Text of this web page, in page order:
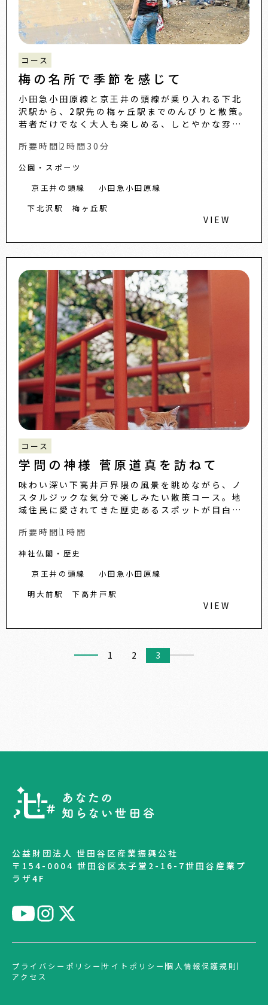
コース
梅の名所で季節を感じて
小田急小田原線と京王井の頭線が乗り入れる下北
沢駅から、2駅先の梅ヶ丘駅までのんびりと散策。
若者だけでなく大人も楽しめる、しとやかな雰囲
所要時間 2時間30分
公園・スポーツ
京王井の頭線
小田急小田原線
下北沢駅
梅ヶ丘駅
VIEW
コース
学問の神様 菅原道真を訪ねて
味わい深い下高井戸界隈の風景を眺めながら、ノ
スタルジックな気分で楽しみたい散策コース。地
域住民に愛されてきた歴史あるスポットが目白押
す。...
所要時間 1時間
神社仏閣・歴史
京王井の頭線
小田急小田原線
明大前駅
下高井戸駅
VIEW
1 2 3
公益財団法人 世田谷区産業振興公社
〒154-0004 世田谷区太子堂2-16-7世田谷産業プ
ラザ4F
プライバシーポリシー サイトポリシー 個人情報保護規則
アクセス